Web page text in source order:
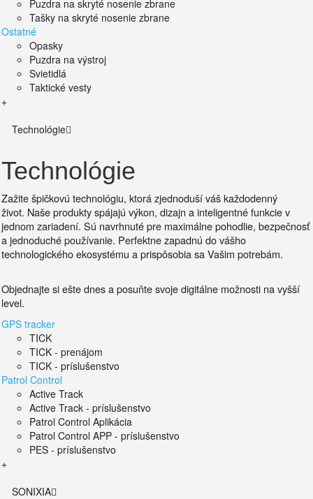
Puzdra na skryté nosenie zbrane
Tašky na skryté nosenie zbrane
Ostatné
Opasky
Puzdra na výstroj
Svietidlá
Taktické vesty
+
Technológie
Technológie
Zažite špičkovú technológiu, ktorá zjednoduší váš každodenný
život. Naše produkty spájajú výkon, dizajn a inteligentné funkcie v
jednom zariadení. Sú navrhnuté pre maximálne pohodlie, bezpečnosť
a jednoduché používanie. Perfektne zapadnú do vášho
technologického ekosystému a prispôsobia sa Vašim potrebám.
Objednajte si ešte dnes a posuňte svoje digitálne možnosti na vyšší
level.
GPS tracker
TICK
TICK - prenájom
TICK - príslušenstvo
Patrol Control
Active Track
Active Track - príslušenstvo
Patrol Control Aplikácia
Patrol Control APP - príslušenstvo
PES - príslušenstvo
+
SONIXIA